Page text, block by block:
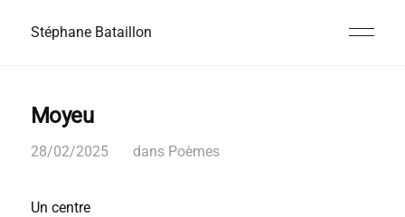
Stéphane Bataillon
Moyeu
28/02/2025 dans Poèmes
Un centre